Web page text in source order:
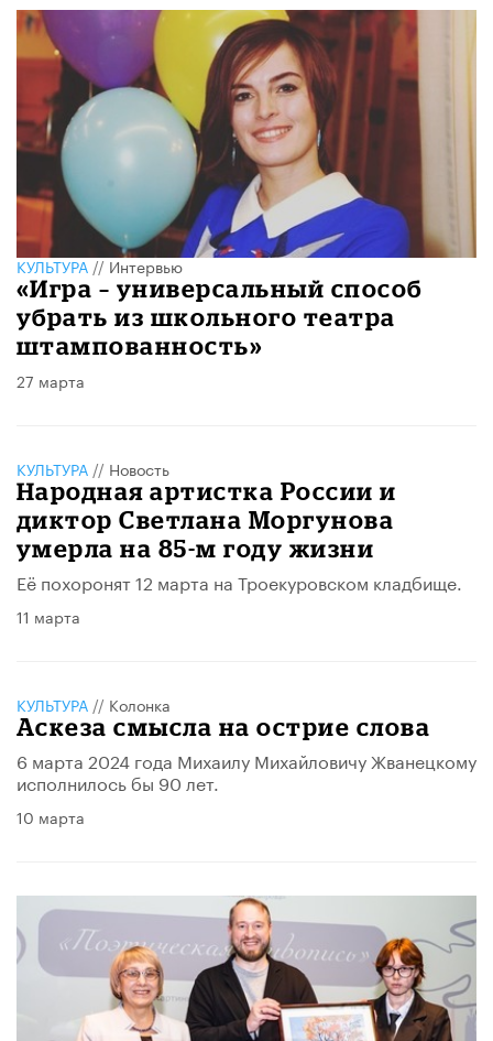
КУЛЬТУРА//Интервью
«Игра – универсальный способ
убрать из школьного театра
штампованность»
27 марта
КУЛЬТУРА // Новость
Народная артистка России и
диктор Светлана Моргунова
умерла на 85-м году жизни
Её похоронят 12 марта на Троекуровском кладбище.
11 марта
КУЛЬТУРА // Колонка
​Аскеза смысла на острие слова
6 марта 2024 года Михаилу Михайловичу Жванецкому
исполнилось бы 90 лет.
10 марта